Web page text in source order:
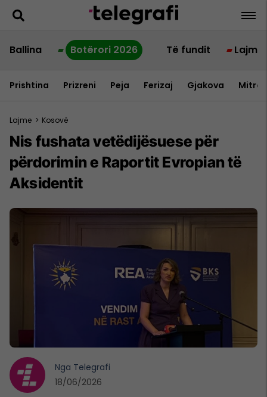
Ballina Botërori 2026 Të fundit Lajme
Prishtina Prizreni Peja Ferizaj Gjakova
Lajme > Kosovë
​Nis fushata vetëdijësuese për
përdorimin e Raportit Evropian të
Aksidentit
Nga Telegrafi
18/06/2026